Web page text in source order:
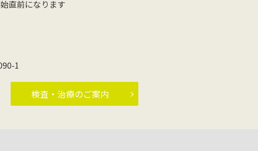
直前になります
1
検査・治療のご案内